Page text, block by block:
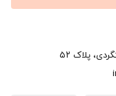
پلاک ۵۲